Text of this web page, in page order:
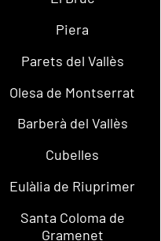
Piera
Parets del Vallès
Olesa de Montserrat
Barberà del Vallès
Cubelles
Eulàlia de Riuprimer
Santa Coloma de
Gramenet